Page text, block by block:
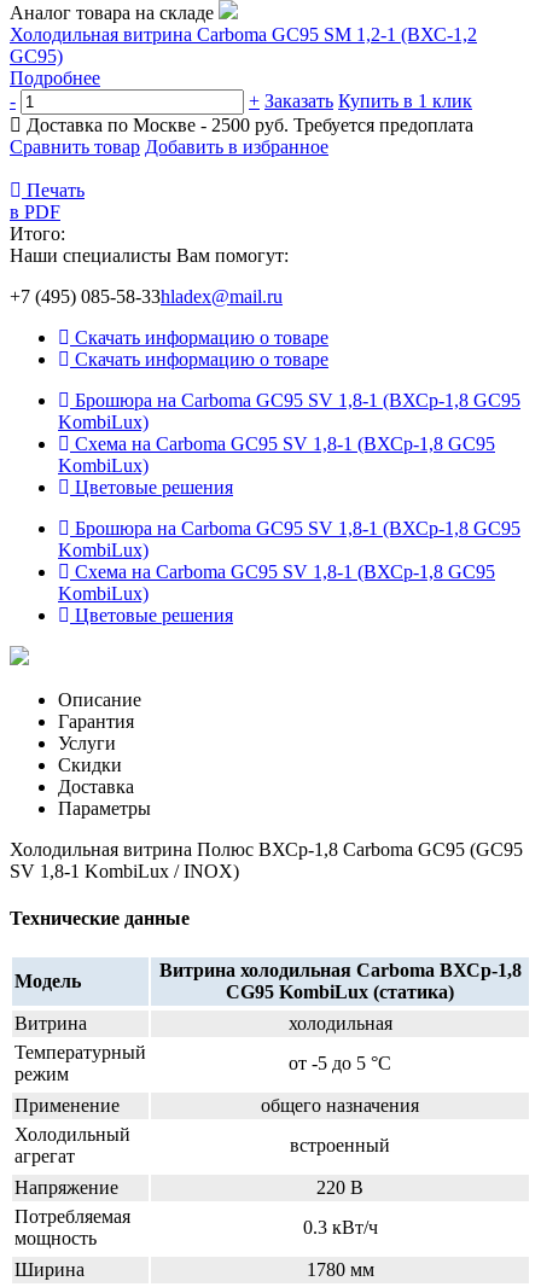
Аналог товара на складе
Холодильная витрина Carboma GC95 SM 1,2-1 (ВХС-1,2
GC95)
Подробнее
-
+ Заказать Купить в 1 клик
Доставка по Москве - 2500 руб. Требуется предоплата
Сравнить товар Добавить в избранное
Печать
в PDF
Итого:
Наши специалисты Вам помогут:
+7 (495) 085-58-33hladex@mail.ru
Скачать информацию о товаре
Скачать информацию о товаре
Брошюра на Carboma GC95 SV 1,8-1 (ВХСр-1,8 GC95
KombiLux)
Схема на Carboma GC95 SV 1,8-1 (ВХСр-1,8 GC95
KombiLux)
Цветовые решения
Брошюра на Carboma GC95 SV 1,8-1 (ВХСр-1,8 GC95
KombiLux)
Схема на Carboma GC95 SV 1,8-1 (ВХСр-1,8 GC95
KombiLux)
Цветовые решения
Описание
Гарантия
Услуги
Скидки
Доставка
Параметры
Холодильная витрина Полюс ВХСр-1,8 Carboma GC95 (GC95
SV 1,8-1 KombiLux / INOX)
Технические данные
Модель
Витрина холодильная Carboma ВХСр-1,8
CG95 KombiLux (статика)
Витрина
холодильная
Температурный
режим
от -5 до 5 °C
Применение
общего назначения
Холодильный
агрегат
встроенный
Напряжение
220 В
Потребляемая
мощность
0.3 кВт/ч
Ширина
1780 мм